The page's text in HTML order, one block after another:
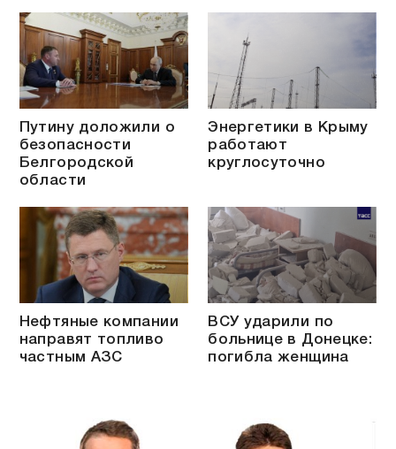
Путину доложили о
безопасности
Белгородской
области
Энергетики в Крыму
работают
круглосуточно
Нефтяные компании
направят топливо
частным АЗС
ВСУ ударили по
больнице в Донецке:
погибла женщина